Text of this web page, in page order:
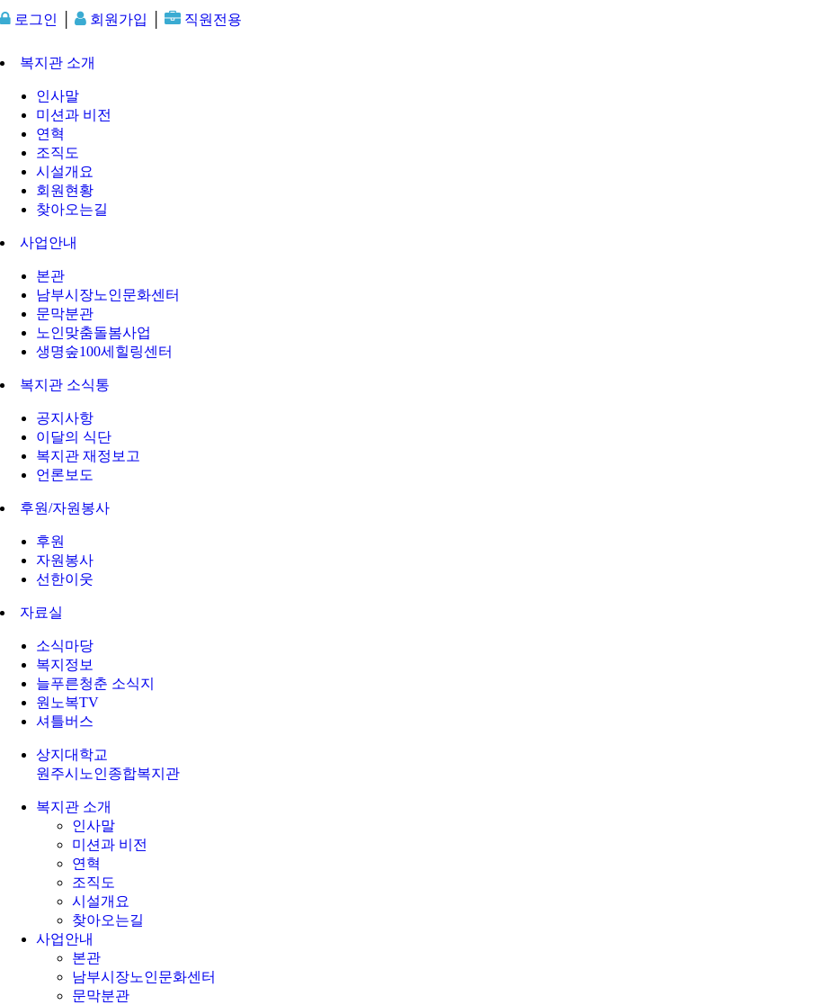
로그인 회원가입 직원전용
복지관 소개
인사말
미션과 비전
연혁
조직도
시설개요
회원현황
찾아오는길
사업안내
본관
남부시장노인문화센터
문막분관
노인맞춤돌봄사업
생명숲100세힐링센터
복지관 소식통
공지사항
이달의 식단
복지관 재정보고
언론보도
후원/자원봉사
후원
자원봉사
선한이웃
자료실
소식마당
복지정보
늘푸른청춘 소식지
원노복TV
셔틀버스
상지대학교
원주시노인종합복지관
복지관 소개
인사말
미션과 비전
연혁
조직도
시설개요
찾아오는길
사업안내
본관
남부시장노인문화센터
문막분관